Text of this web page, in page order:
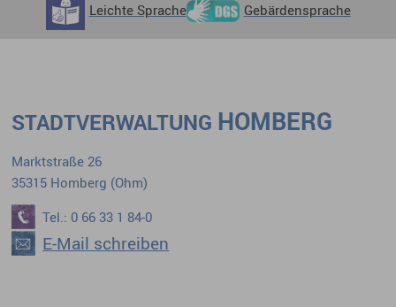
Leichte Sprache Gebärdensprache
STADTVERWALTUNG HOMBERG
Marktstraße 26
35315 Homberg (Ohm)
Tel.: 0 66 33 1 84-0
E-Mail schreiben